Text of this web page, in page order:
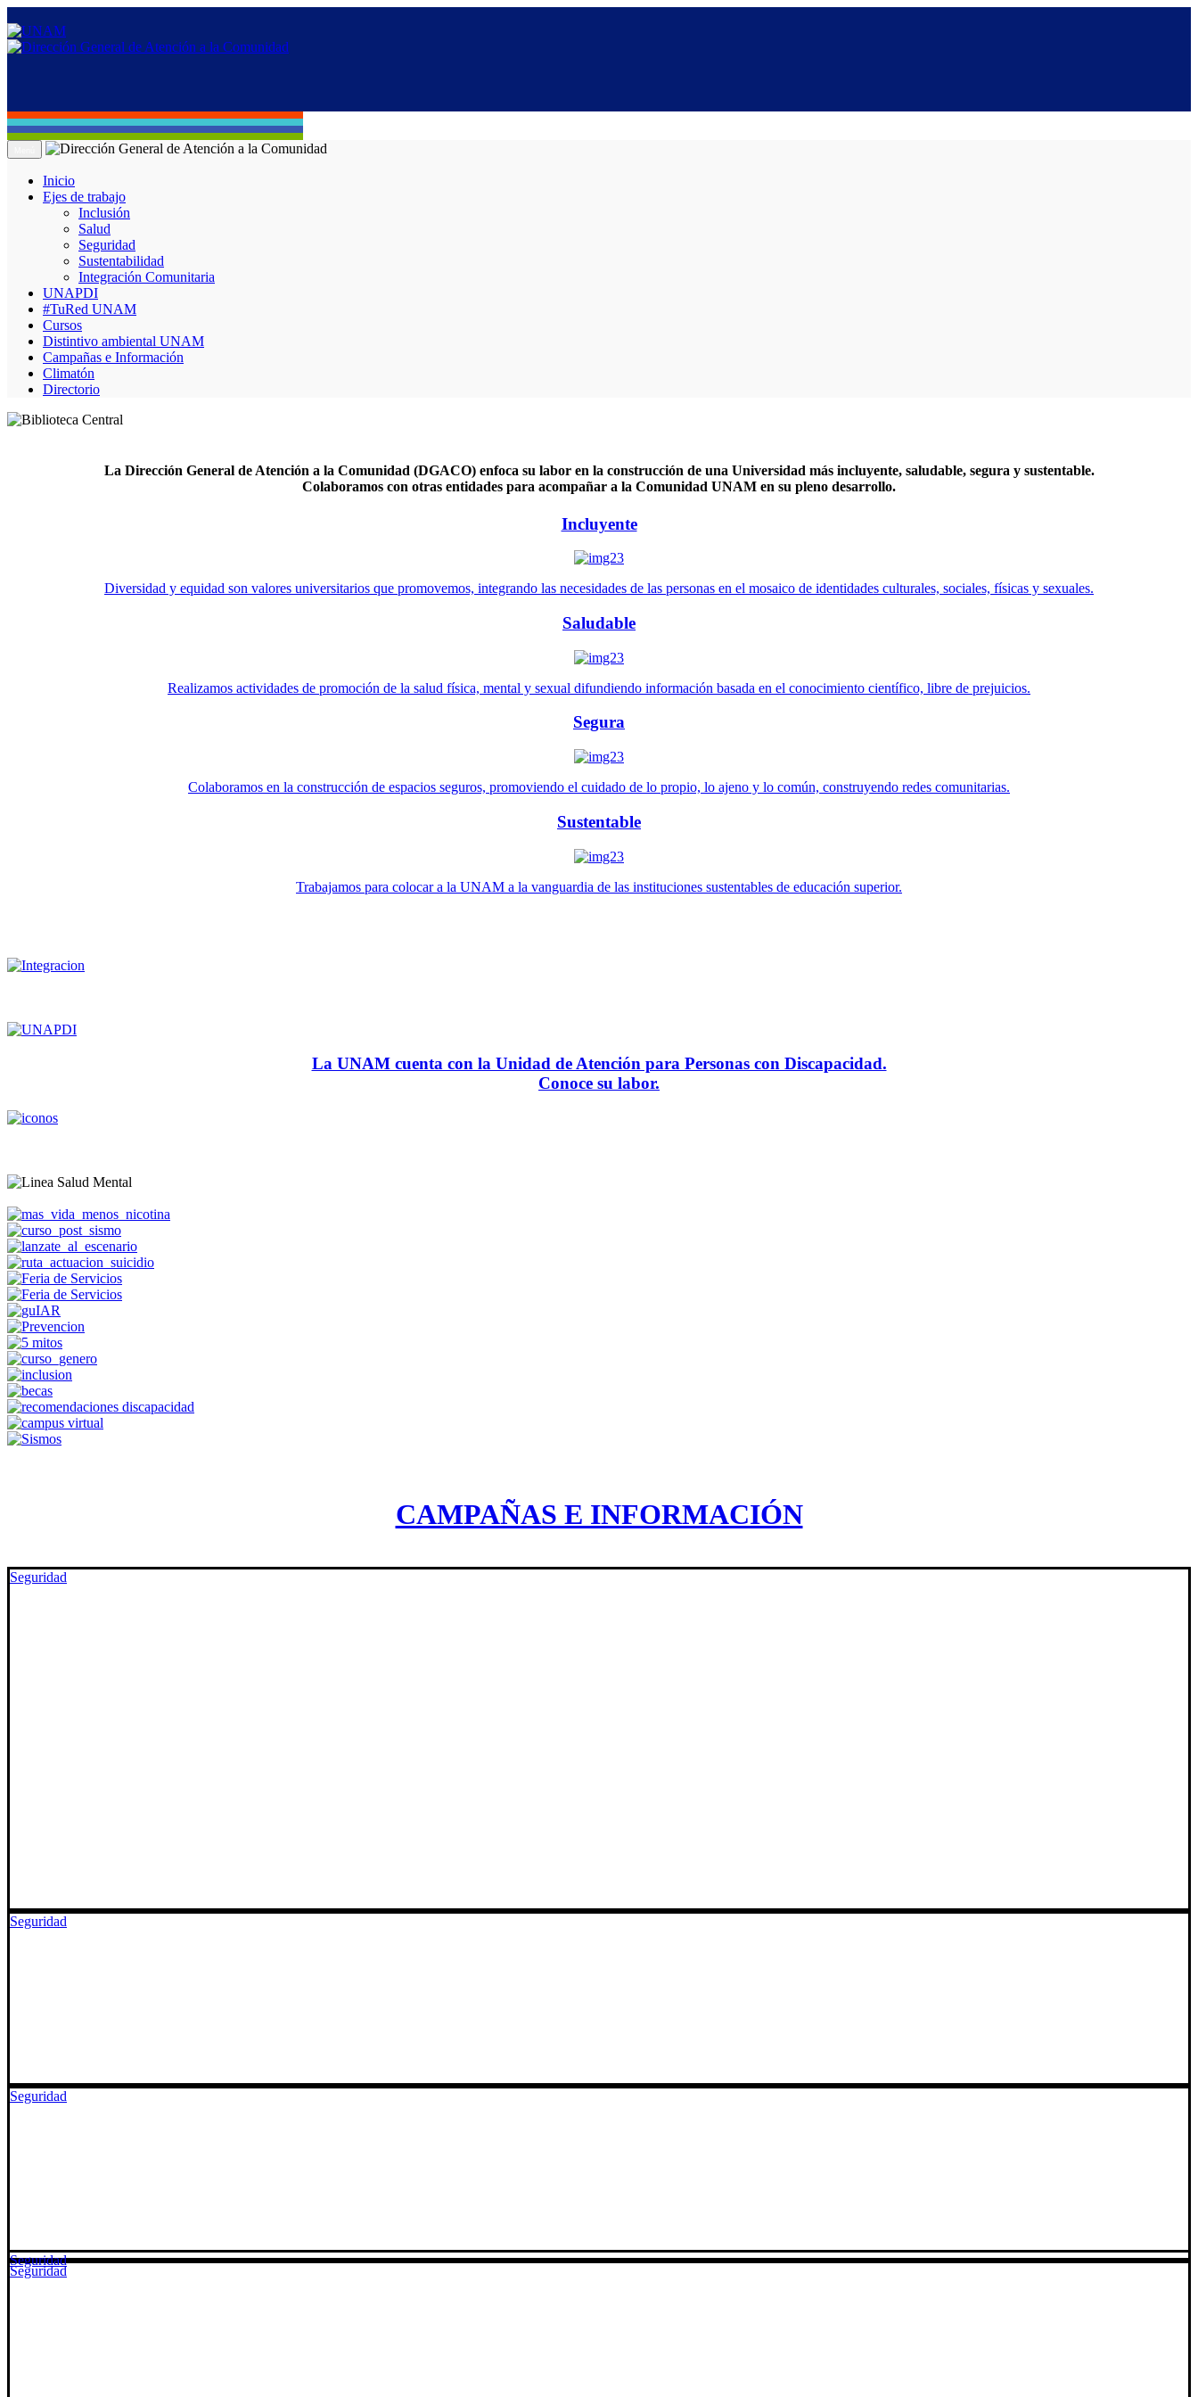
Inicio
Ejes de trabajo
Inclusión
Salud
Seguridad
Sustentabilidad
Integración Comunitaria
UNAPDI
#TuRed UNAM
Cursos
Distintivo ambiental UNAM
Campañas e Información
Climatón
Directorio
La Dirección General de Atención a la Comunidad (DGACO) enfoca su labor en la construcción de una Universidad más incluyente, saludable, segura y sustentable.
Colaboramos con otras entidades para acompañar a la Comunidad UNAM en su pleno desarrollo.
Incluyente
Diversidad y equidad son valores universitarios que promovemos, integrando las necesidades de las personas en el mosaico de identidades culturales, sociales, físicas y sexuales.
Saludable
Realizamos actividades de promoción de la salud física, mental y sexual difundiendo información basada en el conocimiento científico, libre de prejuicios.
Segura
Colaboramos en la construcción de espacios seguros, promoviendo el cuidado de lo propio, lo ajeno y lo común, construyendo redes comunitarias.
Sustentable
Trabajamos para colocar a la UNAM a la vanguardia de las instituciones sustentables de educación superior.
La UNAM cuenta con la Unidad de Atención para Personas con Discapacidad.
Conoce su labor.
CAMPAÑAS E INFORMACIÓN
Seguridad
Seguridad
Seguridad
Seguridad
Seguridad